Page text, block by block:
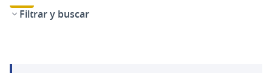
Filtrar y buscar